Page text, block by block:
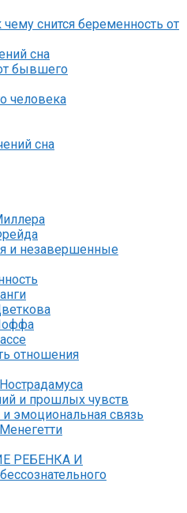
снится беременность от
сна
бывшего
человека
сна
и незавершенные
отношения
и прошлых чувств
эмоциональная связь
РЕБЕНКА И